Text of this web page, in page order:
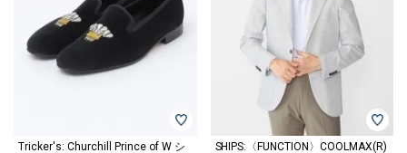
Tricker's: Churchill Prince of W シ SHIPS:〈FUNCTION〉COOLMAX(R)